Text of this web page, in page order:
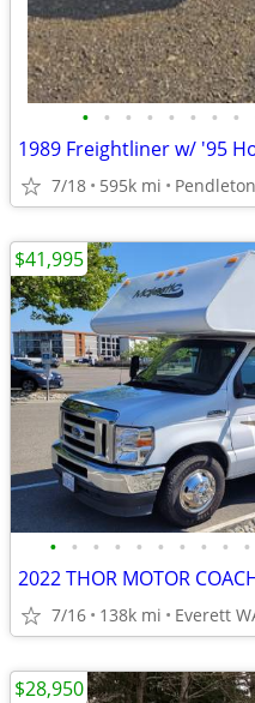
• • • • • • • •
1989 Freightliner w/ '95
7/18 595k mi Pendleton
• • • • • • • • • •
2022 THOR MOTOR
7/16 138k mi Everett
$41,995
$28,950